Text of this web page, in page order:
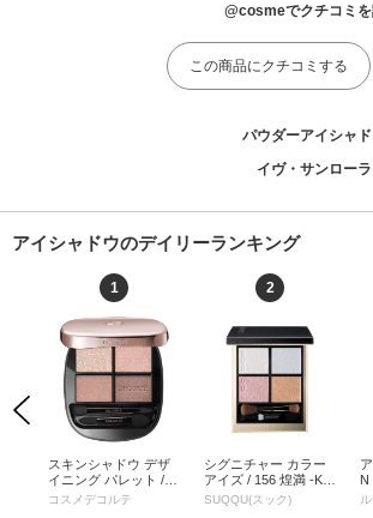
@cosmeでクチコミ
この商品にクチコミする
パウダーアイシャ
イヴ・サンロー
アイシャドウのデイリーランキング
Previous
1
スキンシャドウ デザ
イニング パレット / 1
1 prism chocolate / 5g
コスメデコルテ
2
シグニチャー カラー
アイズ / 156 煌満 -KIR
AMEKIMITASHI / 6.2g
/ 本体/限定品 / 156 煌
SUQQU(スック)
N